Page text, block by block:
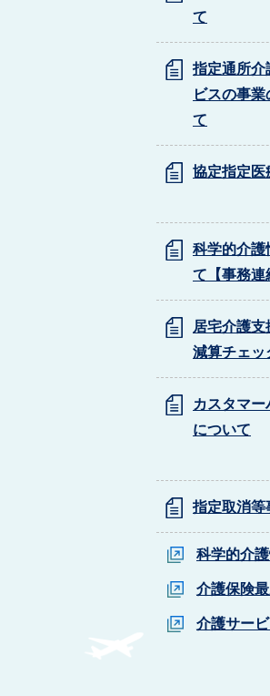
て
指定通所介
ビスの事
て
協定指定医
科学的介護
て【事務連
居宅介護
減算チェッ
カスタマ
について
指定取消等
科学的介
介護保険
介護サー